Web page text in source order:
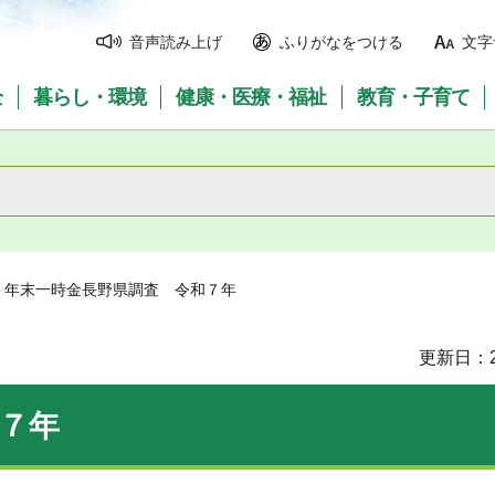
音声読み上げ ふりがなをつける 文
暮らし・環境 健康・医療・福祉 教育・子育て
末一時金長野県調査 令和７年
更新日：
年